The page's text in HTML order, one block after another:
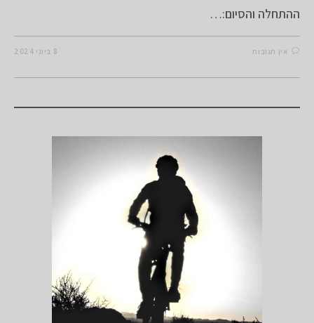
ההתחלה והסיום:…
אין תגובות 8 ביוני 2024